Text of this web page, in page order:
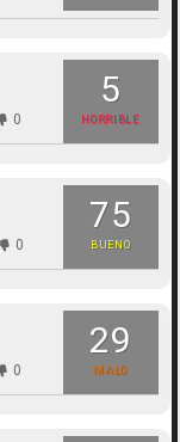
5
HORRIBLE
0
75
BUENO
0
29
MALO
0